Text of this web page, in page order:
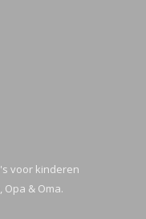
voor kinderen
& Oma.